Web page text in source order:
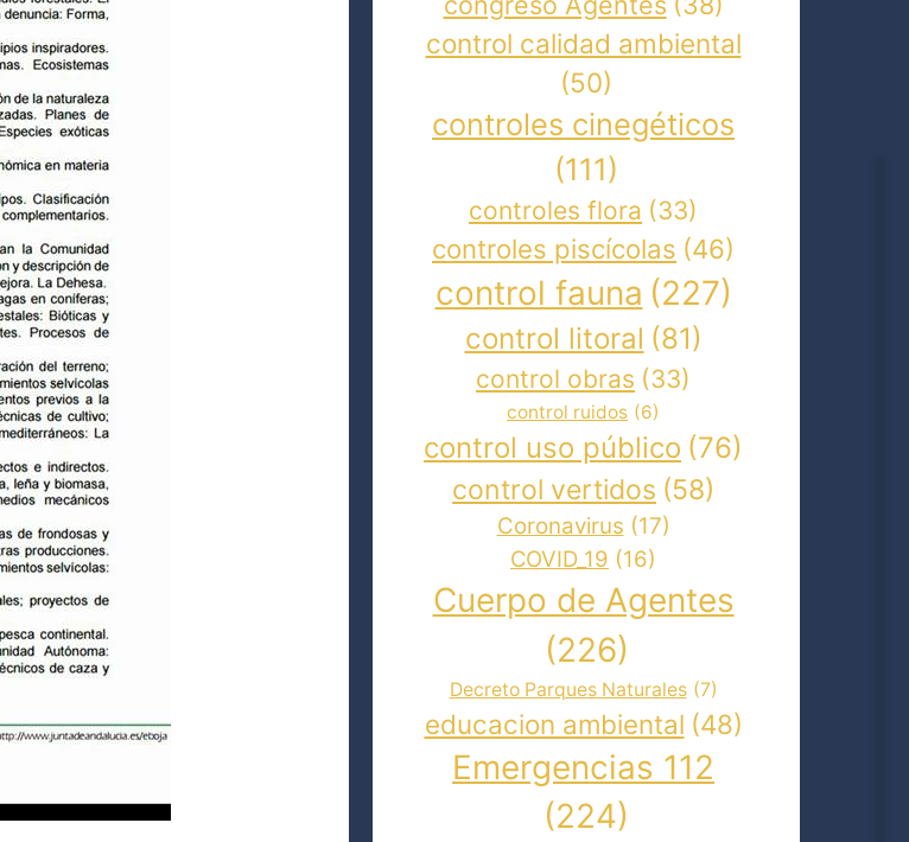
control calidad ambiental
(50)
controles cinegéticos
(111)
controles flora (33)
controles piscícolas (46)
control fauna (227)
control litoral (81)
control obras (33)
control ruidos (6)
control uso público (76)
control vertidos (58)
Coronavirus (17)
COVID_19 (16)
Cuerpo de Agentes
(226)
Decreto Parques Naturales (7)
educacion ambiental (48)
Emergencias 112
(224)